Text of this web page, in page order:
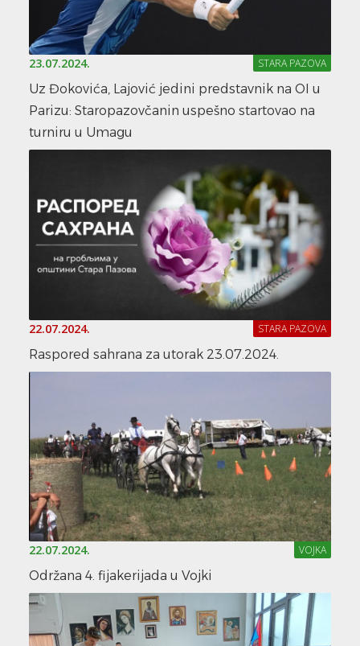
23.07.2024. STARA PAZOVA
Uz Đokovića, Lajović jedini predstavnik na OI u
Parizu: Staropazovčanin uspešno startovao na
turniru u Umagu
22.07.2024. STARA PAZOVA
Raspored sahrana za utorak 23.07.2024.
22.07.2024. VOJKA
Održana 4. fijakerijada u Vojki